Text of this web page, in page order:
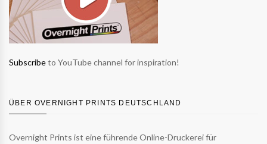
Subscribeto YouTube channel for inspiration!
ÜBER OVERNIGHT PRINTS DEUTSCHLAND
Overnight Prints ist eine führende Online-Druckerei für